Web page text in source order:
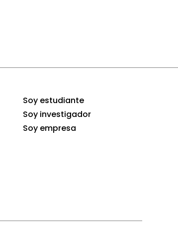
Soy estudiante
Soy investigador
Soy empresa